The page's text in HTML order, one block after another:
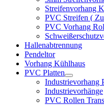
Streifenvorhang
PVC Streifen (
PVC Vorhang
Hallenabtrennung
Pendeltor
Vorhang Kühlhaus
PVC Platten
Industrievorhang
Industrievorhänge
PVC Rollen